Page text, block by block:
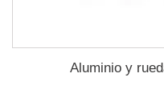
Aluminio y